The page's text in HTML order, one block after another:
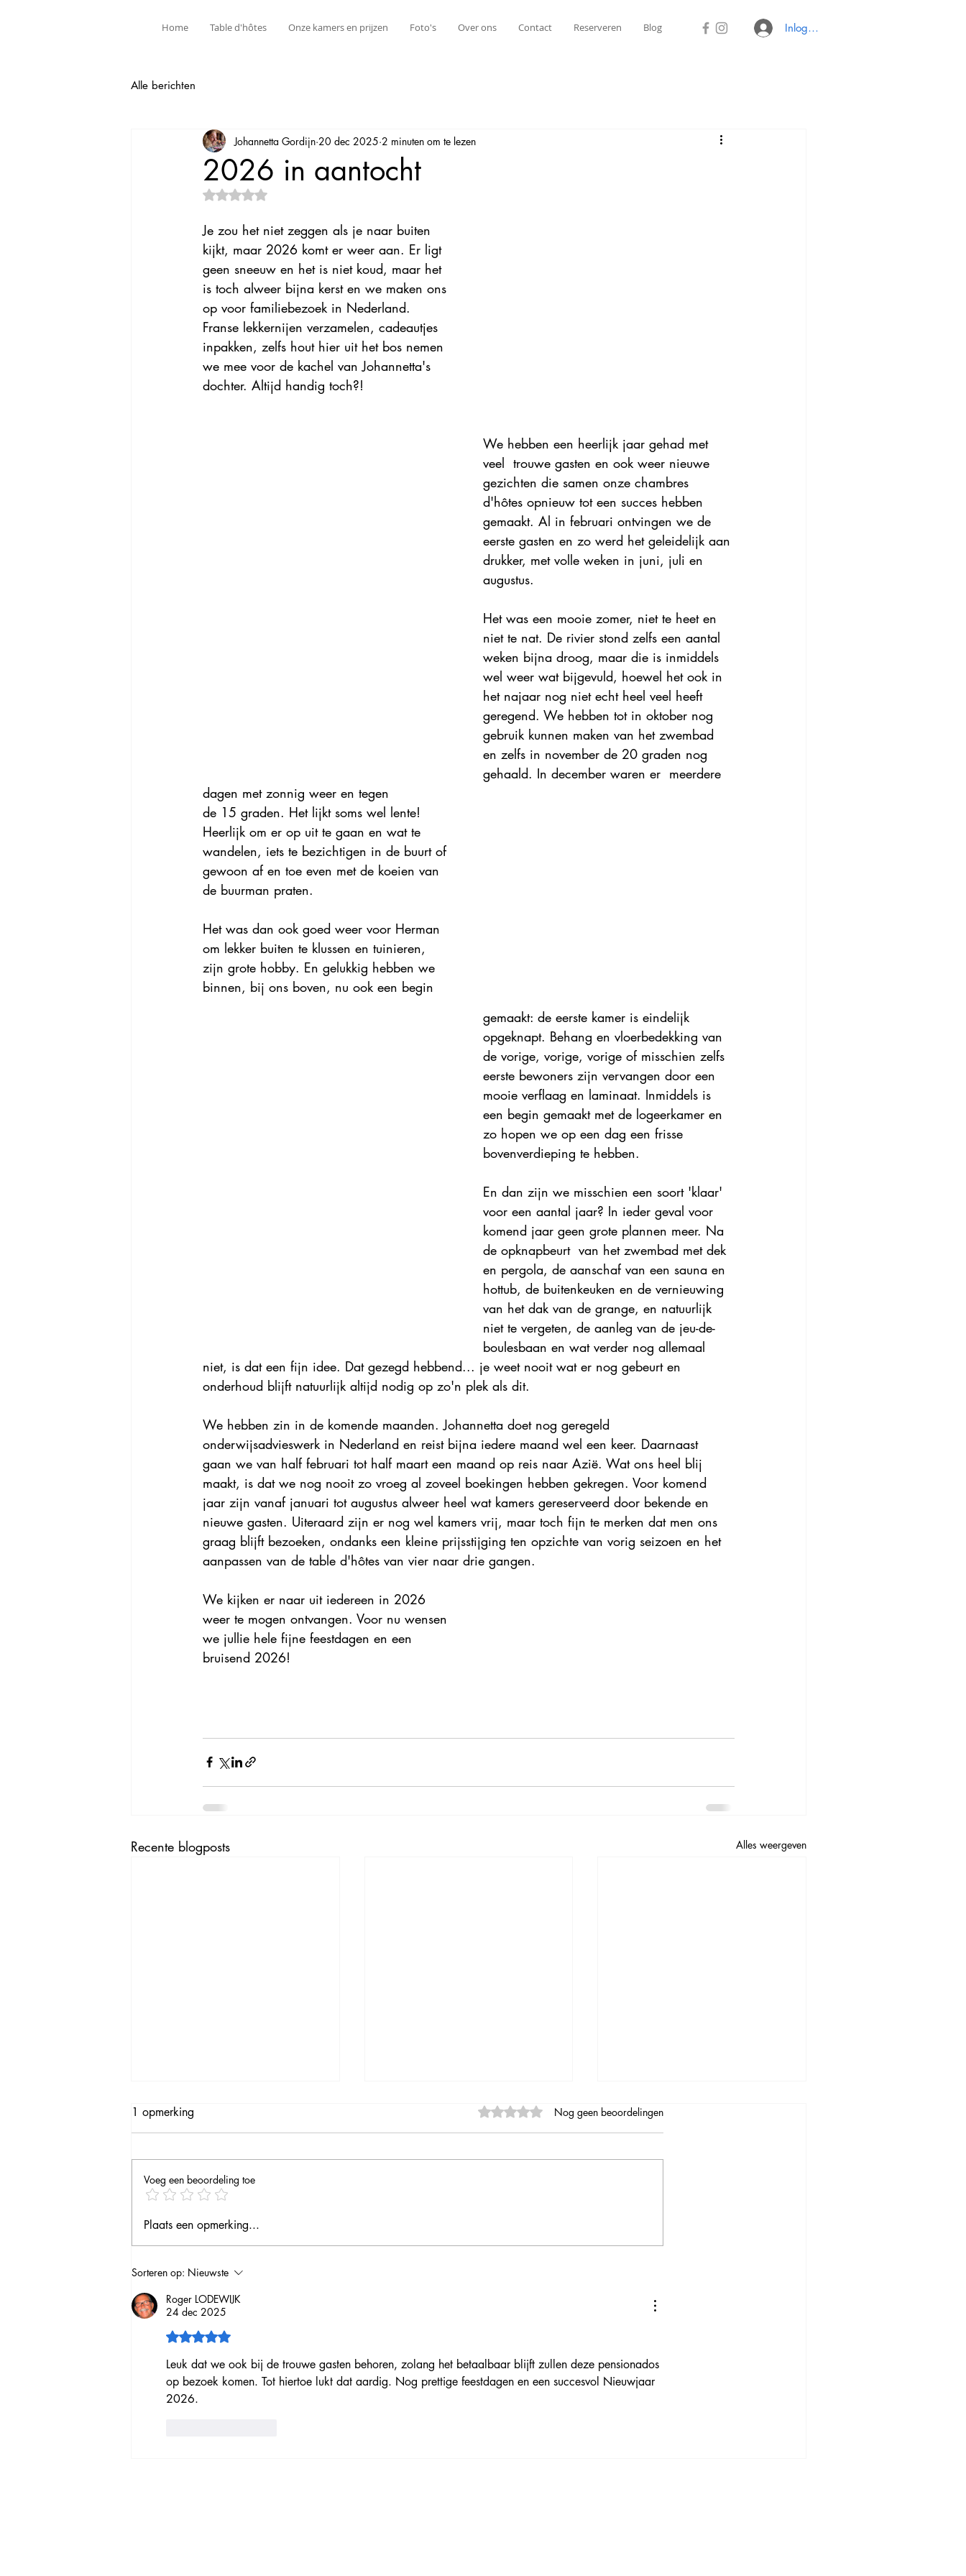
Home Table d'hôtes Onze kamers en prijzen Foto's Over ons Contact Reserveren Blog Inloggen
Alle berichten
2026 in aantocht
Johannetta Gordijn 20 dec 2025 2 minuten om te lezen
Beoordeeld met NaN uit 5 sterren.
Je zou het niet zeggen als je naar buiten
kijkt, maar 2026 komt er weer aan. Er ligt
geen sneeuw en het is niet koud, maar het
is toch alweer bijna kerst en we maken ons
op voor familiebezoek in Nederland.
Franse lekkernijen verzamelen, cadeautjes
inpakken, zelfs hout hier uit het bos nemen
we mee voor de kachel van Johannetta's
dochter. Altijd handig toch?!
We hebben een heerlijk jaar gehad met
veel  trouwe gasten en ook weer nieuwe
gezichten die samen onze chambres
d'hôtes opnieuw tot een succes hebben
gemaakt. Al in februari ontvingen we de
eerste gasten en zo werd het geleidelijk aan
drukker, met volle weken in juni, juli en
augustus.
Het was een mooie zomer, niet te heet en
niet te nat. De rivier stond zelfs een aantal
weken bijna droog, maar die is inmiddels
wel weer wat bijgevuld, hoewel het ook in
het najaar nog niet echt heel veel heeft
geregend. We hebben tot in oktober nog
gebruik kunnen maken van het zwembad
en zelfs in november de 20 graden nog
gehaald. In december waren er  meerdere
dagen met zonnig weer en tegen
de 15 graden. Het lijkt soms wel lente!
Heerlijk om er op uit te gaan en wat te
wandelen, iets te bezichtigen in de buurt of
gewoon af en toe even met de koeien van
de buurman praten.
Het was dan ook goed weer voor Herman
om lekker buiten te klussen en tuinieren,
zijn grote hobby. En gelukkig hebben we
binnen, bij ons boven, nu ook een begin
gemaakt: de eerste kamer is eindelijk
opgeknapt. Behang en vloerbedekking van
de vorige, vorige, vorige of misschien zelfs
eerste bewoners zijn vervangen door een
mooie verflaag en laminaat. Inmiddels is
een begin gemaakt met de logeerkamer en
zo hopen we op een dag een frisse
bovenverdieping te hebben.
En dan zijn we misschien een soort 'klaar'
voor een aantal jaar? In ieder geval voor
komend jaar geen grote plannen meer. Na
de opknapbeurt  van het zwembad met dek
en pergola, de aanschaf van een sauna en
hottub, de buitenkeuken en de vernieuwing
van het dak van de grange, en natuurlijk
niet te vergeten, de aanleg van de jeu-de-
boulesbaan en wat verder nog allemaal
niet, is dat een fijn idee. Dat gezegd hebbend... je weet nooit wat er nog gebeurt en
onderhoud blijft natuurlijk altijd nodig op zo'n plek als dit.
We hebben zin in de komende maanden. Johannetta doet nog geregeld
onderwijsadvieswerk in Nederland en reist bijna iedere maand wel een keer. Daarnaast
gaan we van half februari tot half maart een maand op reis naar Azië. Wat ons heel blij
maakt, is dat we nog nooit zo vroeg al zoveel boekingen hebben gekregen. Voor komend
jaar zijn vanaf januari tot augustus alweer heel wat kamers gereserveerd door bekende en
nieuwe gasten. Uiteraard zijn er nog wel kamers vrij, maar toch fijn te merken dat men ons
graag blijft bezoeken, ondanks een kleine prijsstijging ten opzichte van vorig seizoen en het
aanpassen van de table d'hôtes van vier naar drie gangen.
We kijken er naar uit iedereen in 2026
weer te mogen ontvangen. Voor nu wensen
we jullie hele fijne feestdagen en een
bruisend 2026!
Recente blogposts Alles weergeven
Vierde seizoen op komst
chez Joyeux
1 opmerking Beoordeeld met 0 uit 5 sterren.
Nog geen beoordelingen
Voeg een beoordeling toe
Plaats een opmerking...
Sorteren op: Nieuwste
Roger LODEWIJK
24 dec 2025
Beoordeeld met 5 uit 5 sterren.
Leuk dat we ook bij de trouwe gasten behoren, zolang het betaalbaar blijft zullen deze pensionados
op bezoek komen. Tot hiertoe lukt dat aardig. Nog prettige feestdagen en een succesvol Nieuwjaar
2026.